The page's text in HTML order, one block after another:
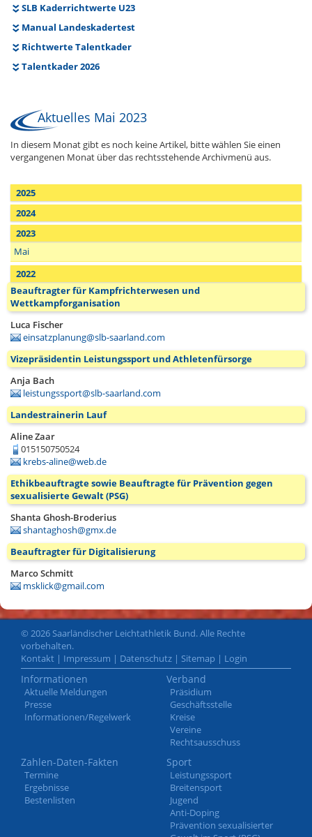
SLB Kaderrichtwerte U23
Manual Landeskadertest
Richtwerte Talentkader
Talentkader 2026
Aktuelles Mai 2023
In diesem Monat gibt es noch keine Artikel, bitte wählen Sie einen
vergangenen Monat über das rechtsstehende Archivmenü aus.
2025
2024
2023
Mai
2022
Beauftragter für Kampfrichterwesen und
Wettkampforganisation
Luca Fischer
einsatzplanung@slb-saarland.com
Vizepräsidentin Leistungssport und Athletenfürsorge
Anja Bach
leistungssport@slb-saarland.com
Landestrainerin Lauf
Aline Zaar
015150750524
krebs-aline@web.de
Ethikbeauftragte sowie Beauftragte für Prävention gegen
sexualisierte Gewalt (PSG)
Shanta Ghosh-Broderius
shantaghosh@gmx.de
Beauftragter für Digitalisierung
Marco Schmitt
msklick@gmail.com
© 2026 Saarländischer Leichtathletik Bund. Alle Rechte
vorbehalten.
Kontakt | Impressum | Datenschutz | Sitemap | Login
Informationen
Aktuelle Meldungen
Presse
Informationen/Regelwerk
Verband
Präsidium
Geschäftsstelle
Kreise
Vereine
Rechtsausschuss
Zahlen-Daten-Fakten
Termine
Ergebnisse
Bestenlisten
Sport
Leistungssport
Breitensport
Jugend
Anti-Doping
Prävention sexualisierter